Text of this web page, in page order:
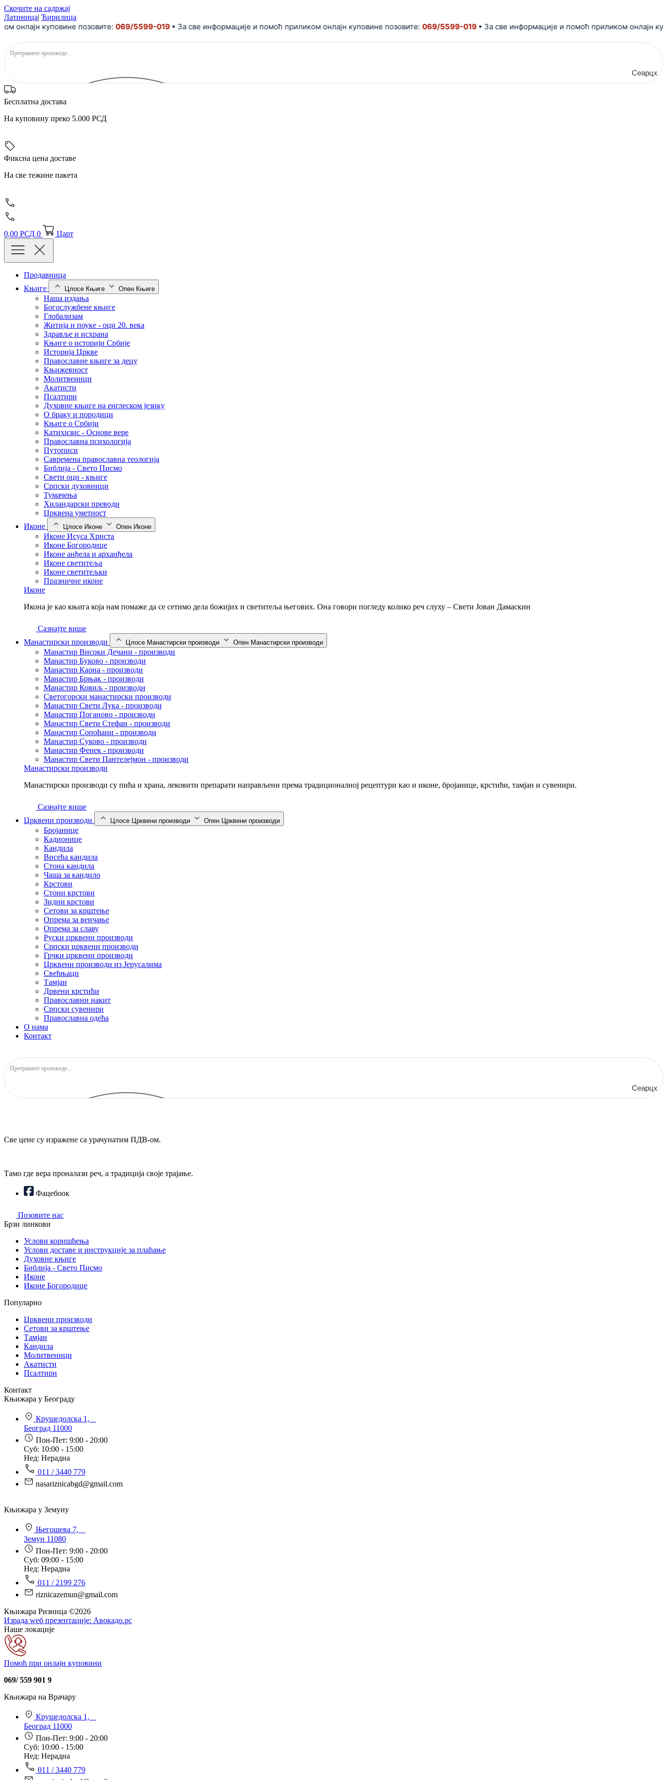
Скочите на садржај
Латиница| Ћирилица
куповине позовите:069/5599-019• За све информације и помоћ приликом онлајн куповине позовите:069/5599-019• За све информације и помоћ приликом онлајн
Сеарцх
Бесплатна достава
На куповину преко 5.000 РСД
Фиксна цена доставе
На све тежине пакета
0,00 РСД 0 Царт
Продавница
Књиге
Цлосе Књиге Опен Књиге
Наша издања
Богослужбене књиге
Глобализам
Житија и поуке - оци 20. века
Здравље и исхрана
Књиге о историји Србије
Историја Цркве
Православне књиге за децу
Књижевност
Молитвеници
Акатисти
Псалтири
Духовне књиге на енглеском језику
О браку и породици
Књиге о Србији
Катихизис - Основе вере
Православна психологија
Путописи
Савремена православна теологија
Библија - Свето Писмо
Свети оци - књиге
Српски духовници
Тумачења
Хиландарски преводи
Црквена уметност
Иконе
Цлосе Иконе Опен Иконе
Иконе Исуса Христа
Иконе Богородице
Иконе анђела и арханђела
Иконе светитеља
Иконе светитељки
Празничне иконе
Иконе
Икона је као књига која нам помаже да се сетимо дела божијих и светитеља његових. Она говори погледу колико реч слуху – Свети Јован Дамаскин
Сазнајте више
Манастирски производи
Цлосе Манастирски производи Опен Манастирски производи
Манастир Високи Дечани - производи
Манастир Буково - производи
Манастир Каона - производи
Манастир Брњак - производи
Манастир Ковиљ - производи
Светогорски манастирски производи
Манастир Свети Лука - производи
Манастир Поганово - производи
Манастир Свети Стефан - производи
Манастир Сопоћани - производи
Манастир Суково - производи
Манастир Фенек - производи
Манастир Свети Пантелејмон - производи
Манастирски производи
Манастирски производи су пића и храна, лековити препарати направљени према традиционалној рецептури као и иконе, бројанице, крстићи, тамјан и сувенири.
Сазнајте више
Црквени производи
Цлосе Црквени производи Опен Црквени производи
Бројанице
Кадионице
Кандила
Висећа кандила
Стона кандила
Чаша за кандило
Крстови
Стони крстови
Зидни крстови
Сетови за крштење
Опрема за венчање
Опрема за славу
Руски црквени производи
Српски црквени производи
Грчки црквени производи
Црквени производи из Јерусалима
Свећњаци
Тамјан
Дрвени крстићи
Православни накит
Српски сувенири
Православна одећа
О нама
Контакт
Сеарцх
Све цене су изражене са урачунатим ПДВ-ом.
Тамо где вера проналази реч, а традиција своје трајање.
Фацебоок
Позовите нас
Брзи линкови
Услови коришћења
Услови доставе и инструкције за плаћање
Духовне књиге
Библија - Свето Писмо
Иконе
Иконе Богородице
Популарно
Црквени производи
Сетови за крштење
Тамјан
Кандила
Молитвеници
Акатисти
Псалтири
Контакт
Књижара у Београду
Крушедолска 1,
Београд 11000
Пон-Пет: 9:00 - 20:00
Суб: 10:00 - 15:00
Нед: Нерадна
011 / 3440 779
nasariznicabgd@gmail.com
Књижара у Земуну
Његошева 7,
Земун 11080
Пон-Пет: 9:00 - 20:00
Суб: 09:00 - 15:00
Нед: Нерадна
011 / 2199 276
riznicazemun@gmail.com
Књижара Ризница ©️2026
Израда wеб презентације: Авокадо.рс
Наше локације
Помоћ при онлајн куповини
069/ 559 901 9
Књижара на Врачару
Крушедолска 1,
Београд 11000
Пон-Пет: 9:00 - 20:00
Суб: 10:00 - 15:00
Нед: Нерадна
011 / 3440 779